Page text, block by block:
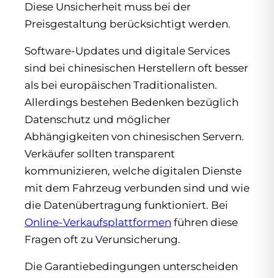
Diese Unsicherheit muss bei der
Preisgestaltung berücksichtigt werden.
Software-Updates und digitale Services
sind bei chinesischen Herstellern oft besser
als bei europäischen Traditionalisten.
Allerdings bestehen Bedenken bezüglich
Datenschutz und möglicher
Abhängigkeiten von chinesischen Servern.
Verkäufer sollten transparent
kommunizieren, welche digitalen Dienste
mit dem Fahrzeug verbunden sind und wie
die Datenübertragung funktioniert. Bei
Online-Verkaufsplattformen führen diese
Fragen oft zu Verunsicherung.
Die Garantiebedingungen unterscheiden